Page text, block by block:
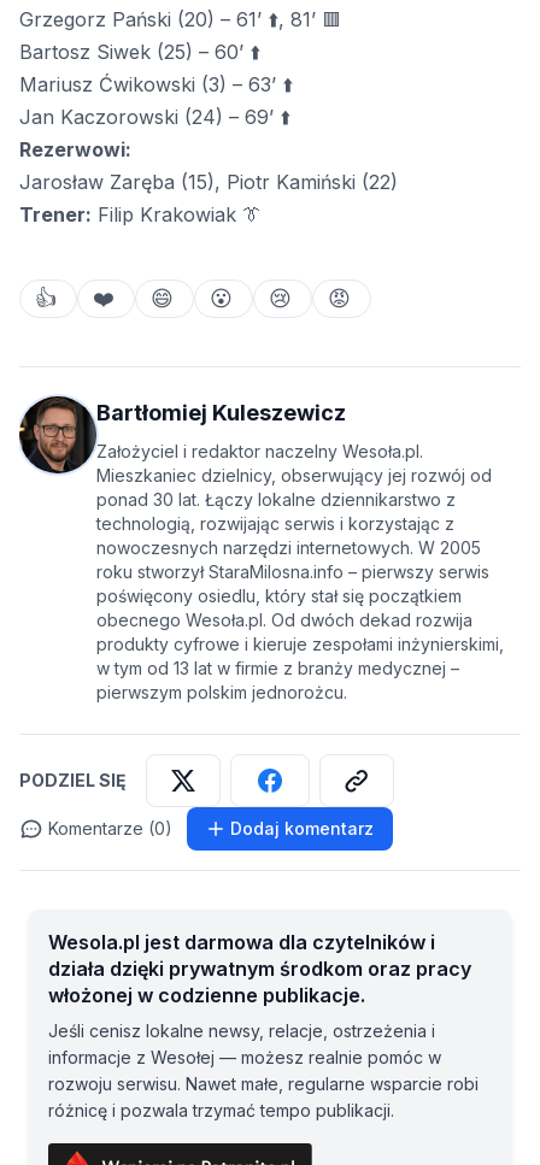
Grzegorz Pański (20) – 61’ ⬆️, 81’ 🟥
Bartosz Siwek (25) – 60’ ⬆️
Mariusz Ćwikowski (3) – 63’ ⬆️
Jan Kaczorowski (24) – 69’ ⬆️
Rezerwowi:
Jarosław Zaręba (15), Piotr Kamiński (22)
Trener: Filip Krakowiak 👔
👍 ❤️ 😄 😮 😢 😡
Bartłomiej Kuleszewicz
Założyciel i redaktor naczelny Wesoła.pl.
Mieszkaniec dzielnicy, obserwujący jej rozwój od
ponad 30 lat. Łączy lokalne dziennikarstwo z
technologią, rozwijając serwis i korzystając z
nowoczesnych narzędzi internetowych. W 2005
roku stworzył StaraMilosna.info – pierwszy serwis
poświęcony osiedlu, który stał się początkiem
obecnego Wesoła.pl. Od dwóch dekad rozwija
produkty cyfrowe i kieruje zespołami inżynierskimi,
w tym od 13 lat w firmie z branży medycznej –
pierwszym polskim jednorożcu.
PODZIEL SIĘ
Komentarze (0) Dodaj komentarz
Wesola.pl jest darmowa dla czytelników i
działa dzięki prywatnym środkom oraz pracy
włożonej w codzienne publikacje.
Jeśli cenisz lokalne newsy, relacje, ostrzeżenia i
informacje z Wesołej — możesz realnie pomóc w
rozwoju serwisu. Nawet małe, regularne wsparcie robi
różnicę i pozwala trzymać tempo publikacji.